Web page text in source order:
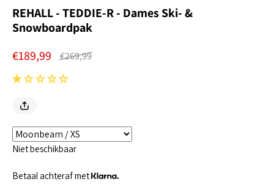
REHALL - TEDDIE-R - Dames Ski- &
Snowboardpak
€189,99
€269,99
Niet beschikbaar
Betaal achteraf met